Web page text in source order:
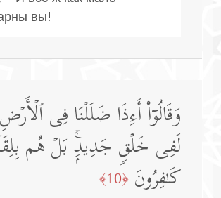
вы!
وَقَالُوۤا۟ أَءِذَا ضَلَلۡنَا فِی
لَفِی خَلۡقࣲ جَدِیدِۭۚ بَلۡ هُم
كَـٰفِرُونَ ﴿10﴾